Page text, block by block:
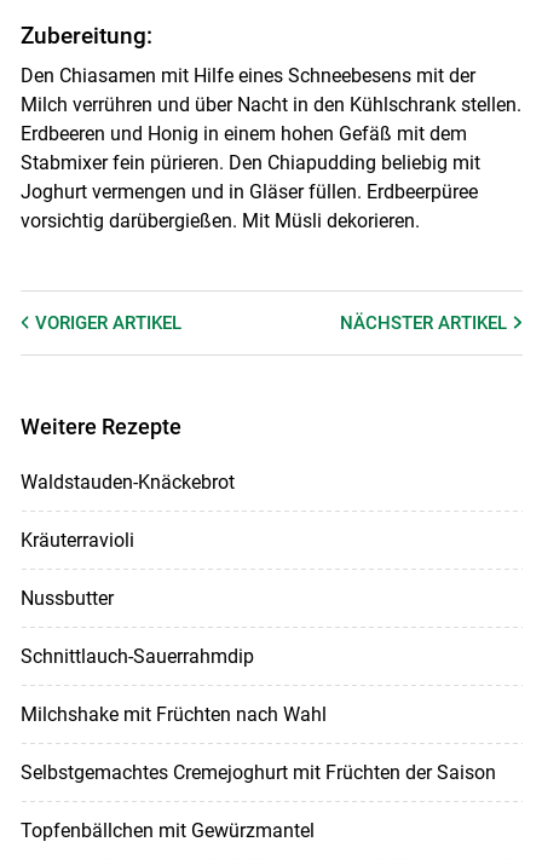
Zubereitung:
Den Chiasamen mit Hilfe eines Schneebesens mit der
Milch verrühren und über Nacht in den Kühlschrank stellen.
Erdbeeren und Honig in einem hohen Gefäß mit dem
Stabmixer fein pürieren. Den Chiapudding beliebig mit
Joghurt vermengen und in Gläser füllen. Erdbeerpüree
vorsichtig darübergießen. Mit Müsli dekorieren.
VORIGER ARTIKEL NÄCHSTERARTIKEL
Weitere Rezepte
Waldstauden-Knäckebrot
Kräuterravioli
Nussbutter
Schnittlauch-Sauerrahmdip
Milchshake mit Früchten nach Wahl
Selbstgemachtes Cremejoghurt mit Früchten der Saison
Topfenbällchen mit Gewürzmantel